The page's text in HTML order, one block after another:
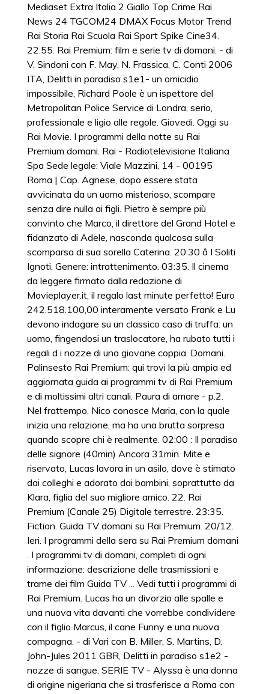
Mediaset Extra Italia 2 Giallo Top Crime Rai
News 24 TGCOM24 DMAX Focus Motor Trend
Rai Storia Rai Scuola Rai Sport Spike Cine34.
22:55. Rai Premium: film e serie tv di domani. - di
V. Sindoni con F. May, N. Frassica, C. Conti 2006
ITA, Delitti in paradiso s1e1- un omicidio
impossibile, Richard Poole è un ispettore del
Metropolitan Police Service di Londra, serio,
professionale e ligio alle regole. Giovedi. Oggi su
Rai Movie. I programmi della notte su Rai
Premium domani. Rai - Radiotelevisione Italiana
Spa Sede legale: Viale Mazzini, 14 - 00195
Roma | Cap. Agnese, dopo essere stata
avvicinata da un uomo misterioso, scompare
senza dire nulla ai figli. Pietro è sempre più
convinto che Marco, il direttore del Grand Hotel e
fidanzato di Adele, nasconda qualcosa sulla
scomparsa di sua sorella Caterina. 20:30 â I Soliti
Ignoti. Genere: intrattenimento. 03:35. Il cinema
da leggere firmato dalla redazione di
Movieplayer.it, il regalo last minute perfetto! Euro
242.518.100,00 interamente versato Frank e Lu
devono indagare su un classico caso di truffa: un
uomo, fingendosi un traslocatore, ha rubato tutti i
regali d i nozze di una giovane coppia. Domani.
Palinsesto Rai Premium: qui trovi la più ampia ed
aggiornata guida ai programmi tv di Rai Premium
e di moltissimi altri canali. Paura di amare - p.2.
Nel frattempo, Nico conosce Maria, con la quale
inizia una relazione, ma ha una brutta sorpresa
quando scopre chi è realmente. 02:00 : Il paradiso
delle signore (40min) Ancora 31min. Mite e
riservato, Lucas lavora in un asilo, dove è stimato
dai colleghi e adorato dai bambini, soprattutto da
Klara, figlia del suo migliore amico. 22. Rai
Premium (Canale 25) Digitale terrestre. 23:35.
Fiction. Guida TV domani su Rai Premium. 20/12.
Ieri. I programmi della sera su Rai Premium domani
. I programmi tv di domani, completi di ogni
informazione: descrizione delle trasmissioni e
trame dei film Guida TV ... Vedi tutti i programmi di
Rai Premium. Lucas ha un divorzio alle spalle e
una nuova vita davanti che vorrebbe condividere
con il figlio Marcus, il cane Funny e una nuova
compagna. - di Vari con B. Miller, S. Martins, D.
John-Jules 2011 GBR, Delitti in paradiso s1e2 -
nozze di sangue. SERIE TV - Alyssa è una donna
di origine nigeriana che si trasferisce a Roma con